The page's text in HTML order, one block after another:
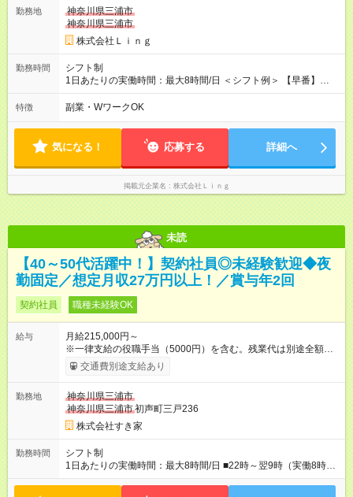
評価するため、年2回の昇給機会を設けています。 さらに、店舗
目標の達成に応じてインセンティブを支給。 チームで協力して
得られる達成感は格別です♪ また、「家電アドバイザー」などの
資格を取得すれば、資格手当も支給。 スキルアップが収入アッ
プに繋がる環境です！ 【試用期間】試用期間あり 試用期間の長
さ：3ヶ月 ※ 雇用形態と給与に、本採用時と異なる部分がありま
す。
勤務地
神奈川県三浦市
神奈川県三浦市
株式会社Ｌｉｎｇ
勤務時間
シフト制
1日あたりの実働時間：最大8時間/日 ＜シフト例＞ 【早番】
10:00～19:00 【遅番】12:00～21:00 ◎それぞれのご事情に合わ
せて、できるだけシフトも調整します！ ＼残業はありません！
頭、大切な人たちと過ごすなど、プライベートもしっかり大切
にしながらご活躍いただけます♪
特徴 副業・WワークOK
気になる！ 応募する 詳細へ
掲載元企業名 株式会社Ｌｉｎｇ
未読
【40～50代活躍中！】契約社員◎未経験歓迎◆夜
勤固定／想定月収27万円以上！／賞与年2回
契約社員 職種未経験OK
給与
月給215,000円～
※一律支給の役職手当（5000円）を含む。残業代は別途全額支
給。 ※深夜勤務手当は、残業時間等により変動します。 ※想定
月収27万円以上 ※最大4回昇給のチャンスあり ※賞与年2回支給
交通費別途支給あり
勤務地
神奈川県三浦市
神奈川県三浦市初声町三戸236
株式会社すき家
勤務時間
シフト制
1日あたりの実働時間：最大8時間/日 ■22時～翌9時（実働8時
間） ※上記はあくまでも一例です。店舗により、時間が前後す